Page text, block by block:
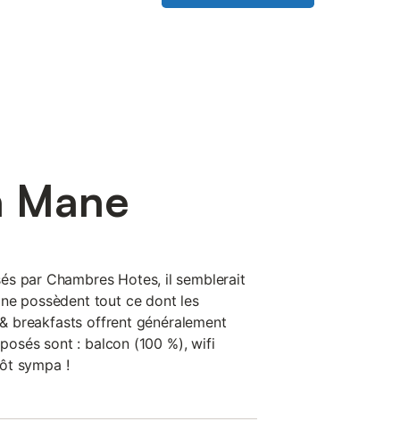
Mane
par Chambres Hotes, il semblerait
possèdent tout ce dont les
breakfasts offrent généralement
sont : balcon (100 %), wifi
sympa !